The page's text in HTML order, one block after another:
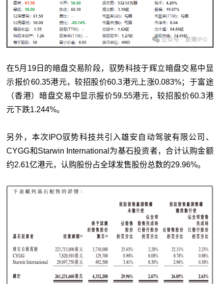
在5月19日的暗盘交易阶段，驭势科技于辉立暗盘交易中显
示报价60.35港元，较招股价60.3港元上涨0.083%；于富途
（香港）暗盘交易中显示报价59.55港元，较招股价60.3港
元下跌1.244%。
另外，本次IPO驭势科技共引入雄安自动驾驶有限公司、
CYGG和Starwin International为基石投资者，合计认购金额
约2.61亿港元，认购股份占全球发售股份总数的29.96%。